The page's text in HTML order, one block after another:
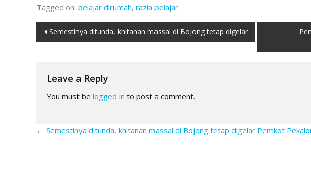
Tagged on: belajar dirumah, razia pelajar
Post
Semestinya ditunda, khitanan massal di Bojong tetap digelar
Leave a Reply
You must be logged in to post a comment.
← Semestinya ditunda, khitanan massal di Bojong tetap digelar Pemkot